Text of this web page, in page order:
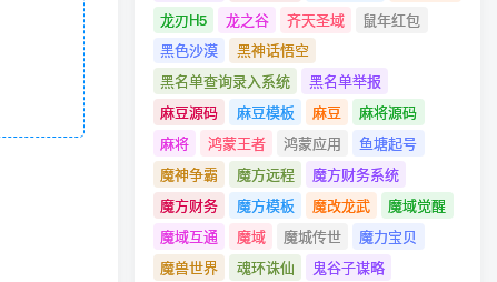
龙刃H5
龙之谷 齐天圣域
鼠年红包
黑色沙漠
黑神话悟空
黑名单查询录入系统
黑名单举报
麻豆源码
麻豆模板 麻豆
麻将源码
麻将
鸿蒙王者 鸿蒙应用
鱼塘起号
魔神争霸
魔方远程
魔方财务系统
魔方财务
魔方模板 魔改龙武
魔域觉醒
魔域互通
魔域 魔城传世
魔力宝贝
魔兽世界
魂环诛仙
鬼谷子谋略